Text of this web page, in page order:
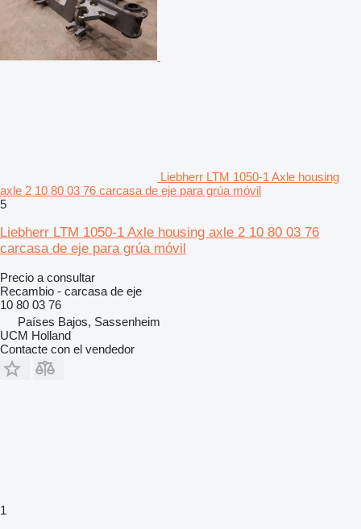
Liebherr LTM 1050-1 Axle housing
axle 2 10 80 03 76 carcasa de eje para grúa móvil
5
Liebherr LTM 1050-1 Axle housing axle 2 10 80 03 76
carcasa de eje para grúa móvil
Precio a consultar
Recambio - carcasa de eje
10 80 03 76
Países Bajos, Sassenheim
UCM Holland
Contacte con el vendedor
1